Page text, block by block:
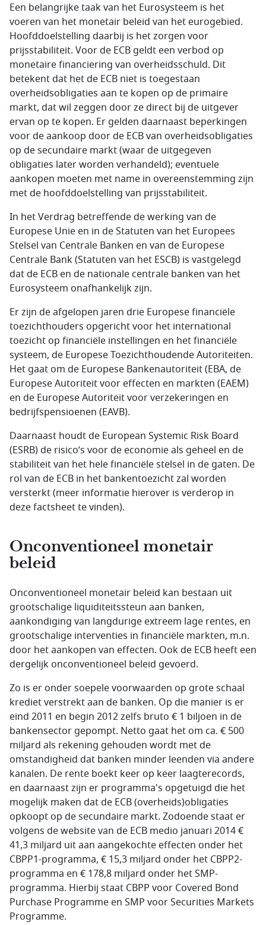
Een belangrijke taak van het Eurosysteem is het
voeren van het monetair beleid van het eurogebied.
Hoofddoelstelling daarbij is het zorgen voor
prijsstabiliteit. Voor de ECB geldt een verbod op
monetaire financiering van overheidsschuld. Dit
betekent dat het de ECB niet is toegestaan
overheidsobligaties aan te kopen op de primaire
markt, dat wil zeggen door ze direct bij de uitgever
ervan op te kopen. Er gelden daarnaast beperkingen
voor de aankoop door de ECB van overheidsobligaties
op de secundaire markt (waar de uitgegeven
obligaties later worden verhandeld); eventuele
aankopen moeten met name in overeenstemming zijn
met de hoofddoelstelling van prijsstabiliteit.
In het Verdrag betreffende de werking van de
Europese Unie en in de Statuten van het Europees
Stelsel van Centrale Banken en van de Europese
Centrale Bank (Statuten van het ESCB) is vastgelegd
dat de ECB en de nationale centrale banken van het
Eurosysteem onafhankelijk zijn.
Er zijn de afgelopen jaren drie Europese financiële
toezichthouders opgericht voor het international
toezicht op financiële instellingen en het financiële
systeem, de Europese Toezichthoudende Autoriteiten.
Het gaat om de Europese Bankenautoriteit (EBA, de
Europese Autoriteit voor effecten en markten (EAEM)
en de Europese Autoriteit voor verzekeringen en
bedrijfspensioenen (EAVB).
Daarnaast houdt de European Systemic Risk Board
(ESRB) de risico’s voor de economie als geheel en de
stabiliteit van het hele financiële stelsel in de gaten. De
rol van de ECB in het bankentoezicht zal worden
versterkt (meer informatie hierover is verderop in
deze factsheet te vinden).
Onconventioneel monetair
beleid
Onconventioneel monetair beleid kan bestaan uit
grootschalige liquiditeitssteun aan banken,
aankondiging van langdurige extreem lage rentes, en
grootschalige interventies in financiële markten, m.n.
door het aankopen van effecten. Ook de ECB heeft een
dergelijk onconventioneel beleid gevoerd.
Zo is er onder soepele voorwaarden op grote schaal
krediet verstrekt aan de banken. Op die manier is er
eind 2011 en begin 2012 zelfs bruto € 1 biljoen in de
bankensector gepompt. Netto gaat het om ca. € 500
miljard als rekening gehouden wordt met de
omstandigheid dat banken minder leenden via andere
kanalen. De rente boekt keer op keer laagterecords,
en daarnaast zijn er programma's opgetuigd die het
mogelijk maken dat de ECB (overheids)obligaties
opkoopt op de secundaire markt. Zodoende staat er
volgens de website van de ECB medio januari 2014 €
41,3 miljard uit aan aangekochte effecten onder het
CBPP1-programma, € 15,3 miljard onder het CBPP2-
programma en € 178,8 miljard onder het SMP-
programma. Hierbij staat CBPP voor Covered Bond
Purchase Programme en SMP voor Securities Markets
Programme.